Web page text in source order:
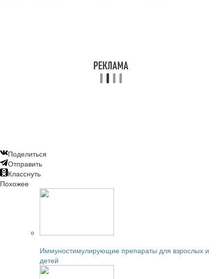
Поделиться
Отправить
Класснуть
Похожее
Иммуностимулирующие препараты для взрослых и
детей